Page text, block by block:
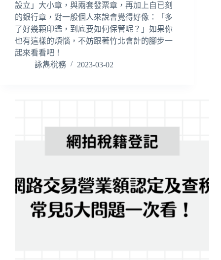
設立」大小章，與兩套發票章，再加上自已刻
的銀行章，對一般個人來說會覺得好像：「多
了好幾顆印鑑，到底要如何保管呢？」如果你
也有這樣的煩惱，不妨跟著竹北會計的腳步一
起來看看吧！
詠雋稅務
2023-03-02